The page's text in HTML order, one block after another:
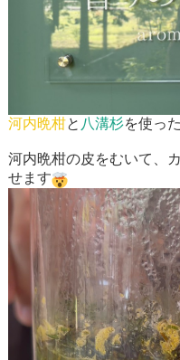
河内晩柑と 八溝杉を使った
河内晩柑の皮をむいて、
せます